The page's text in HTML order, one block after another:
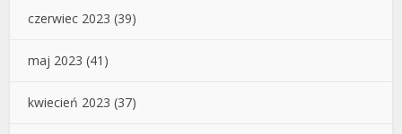
czerwiec 2023 (39)
maj 2023 (41)
kwiecień 2023 (37)